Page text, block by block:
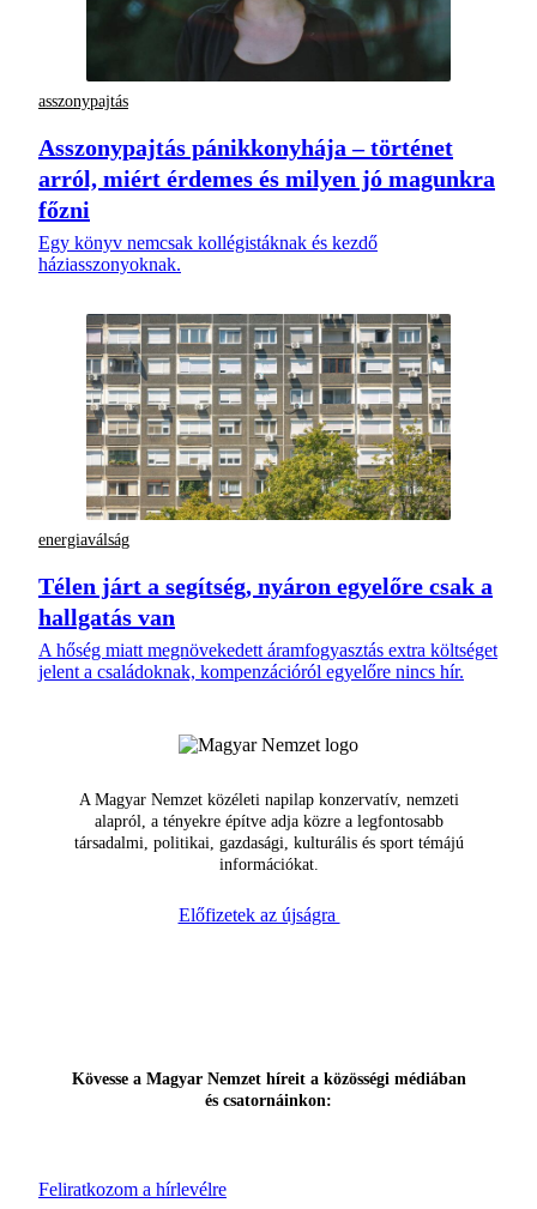
asszonypajtás
Asszonypajtás pánikkonyhája – történet
arról, miért érdemes és milyen jó magunkra
főzni
Egy könyv nemcsak kollégistáknak és kezdő
háziasszonyoknak.
energiaválság
Télen járt a segítség, nyáron egyelőre csak a
hallgatás van
A hőség miatt megnövekedett áramfogyasztás extra költséget
jelent a családoknak, kompenzációról egyelőre nincs hír.
A Magyar Nemzet közéleti napilap konzervatív, nemzeti
alapról, a tényekre építve adja közre a legfontosabb
társadalmi, politikai, gazdasági, kulturális és sport témájú
információkat.
Előfizetek az újságra
Feliratkozom a hírlevélre
Kövesse a Magyar Nemzet híreit a közösségi médiában
és csatornáinkon: